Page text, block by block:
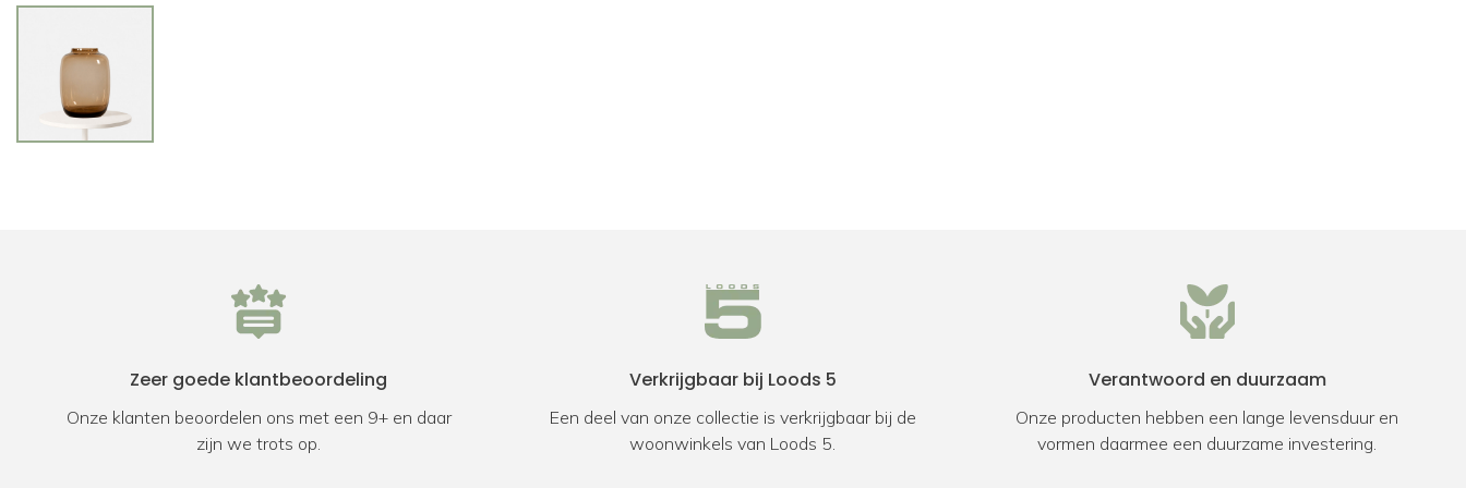
Zeer goede klantbeoordeling
Onze klanten beoordelen ons met een 9+ en daar
zijn we trots op.
Verkrijgbaar bij Loods 5
Een deel van onze collectie is verkrijgbaar bij de
woonwinkels van Loods 5.
Verantwoord en duurzaam
Onze producten hebben een lange levensduur en
vormen daarmee een duurzame investering.